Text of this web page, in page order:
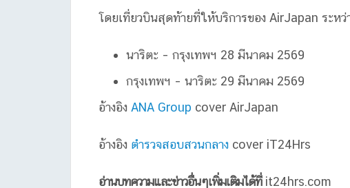
โดยเที่ยวบินสุดท้ายที่ให้บริการของ AirJapan ระห
นาริตะ – กรุงเทพฯ 28 มีนาคม 2569
กรุงเทพฯ – นาริตะ 29 มีนาคม 2569
อ้างอิง ANA Group cover AirJapan
อ้างอิง ตำรวจสอบสวนกลาง cover iT24Hrs
อ่านบทความและข่าวอื่นๆเพิ่มเติมได้ที่it24hrs.com